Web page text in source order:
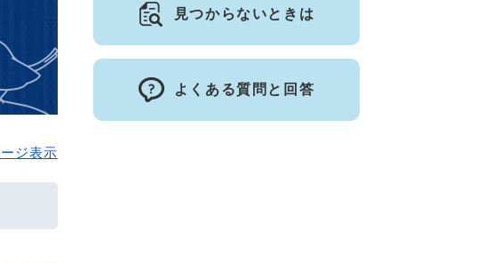
ジ表示
見つからないときは
よくある質問と回答